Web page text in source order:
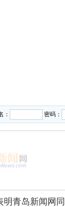
： 密码：
明青岛新闻网